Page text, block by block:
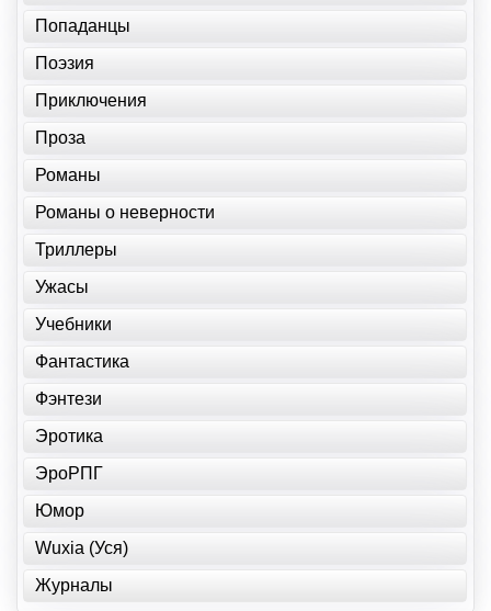
Попаданцы
Поэзия
Приключения
Проза
Романы
Романы о неверности
Триллеры
Ужасы
Учебники
Фантастика
Фэнтези
Эротика
ЭроРПГ
Юмор
Wuxia (Уся)
Журналы